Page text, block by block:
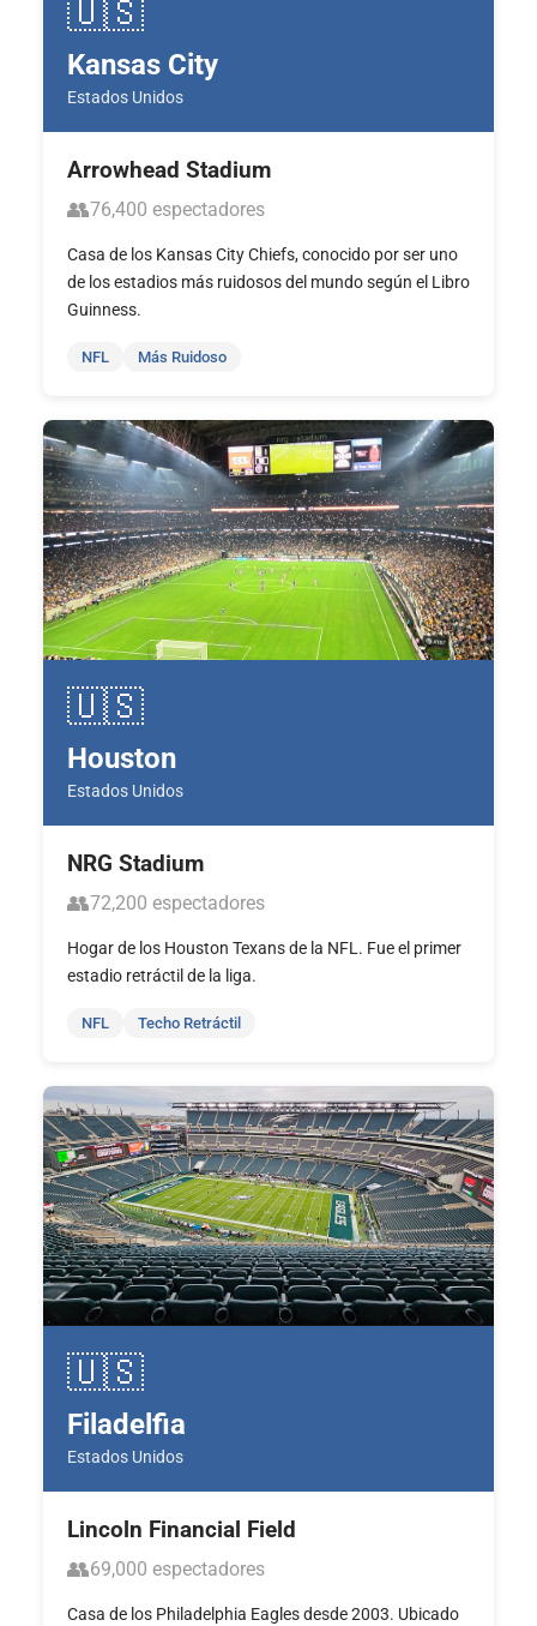
🇺🇸
Kansas City
Estados Unidos
Arrowhead Stadium
👥76,400 espectadores
Casa de los Kansas City Chiefs, conocido por ser uno
de los estadios más ruidosos del mundo según el Libro
Guinness.
NFL Más Ruidoso
🇺🇸
Houston
Estados Unidos
NRG Stadium
👥72,200 espectadores
Hogar de los Houston Texans de la NFL. Fue el primer
estadio retráctil de la liga.
NFL Techo Retráctil
🇺🇸
Filadelfia
Estados Unidos
Lincoln Financial Field
👥69,000 espectadores
Casa de los Philadelphia Eagles desde 2003. Ubicado